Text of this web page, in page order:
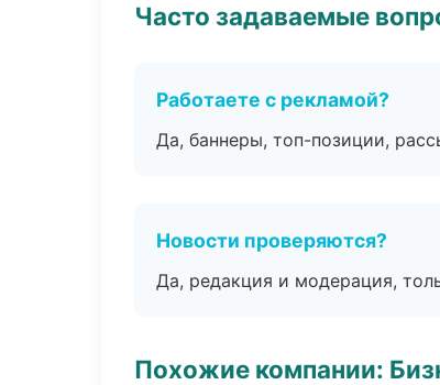
Часто задаваемые
Работаете с рекламой?
Да, баннеры, топ-позиции,
Новости проверяются?
Да, редакция и модерация,
Похожие компании: